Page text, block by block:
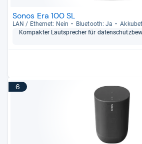
Sonos Era 100 SL
LAN / Ether­net: Nein Blue­tooth: Ja
Kom­pak­ter Laut­spre­cher für
6